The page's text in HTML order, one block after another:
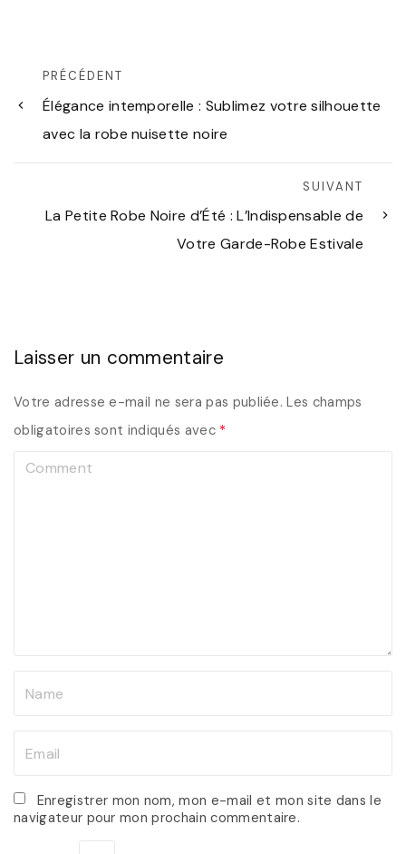
PRÉCÉDENT
Élégance intemporelle : Sublimez votre silhouette
avec la robe nuisette noire
SUIVANT
La Petite Robe Noire d’Été : L’Indispensable de
Votre Garde-Robe Estivale
Laisser un commentaire
Votre adresse e-mail ne sera pas publiée. Les champs
obligatoires sont indiqués avec *
*
a
i
Enregistrer mon nom, mon e-mail et mon site dans le
navigateur pour mon prochain commentaire.